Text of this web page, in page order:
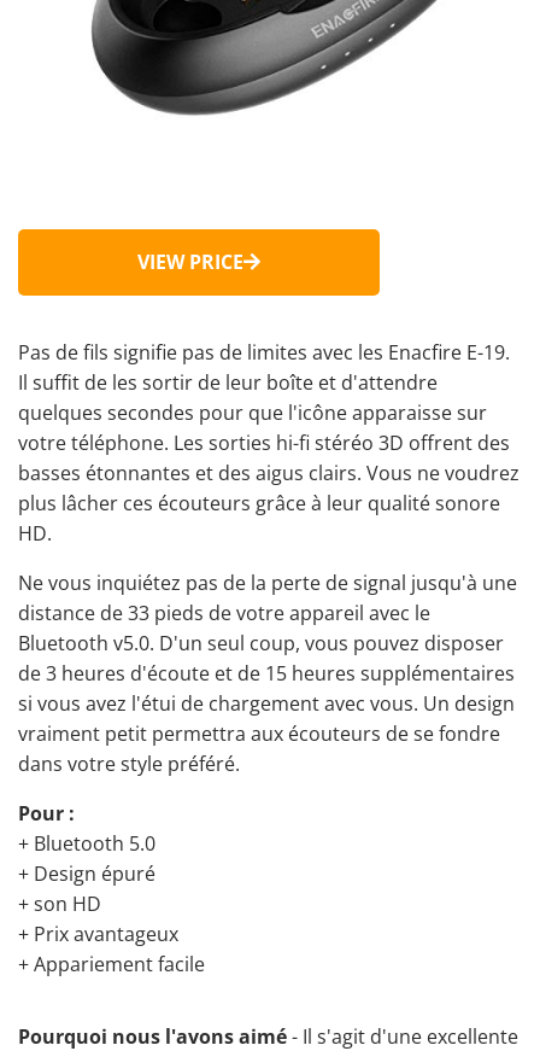
VIEW PRICE
Pas de fils signifie pas de limites avec les Enacfire E-19.
Il suffit de les sortir de leur boîte et d'attendre
quelques secondes pour que l'icône apparaisse sur
votre téléphone. Les sorties hi-fi stéréo 3D offrent des
basses étonnantes et des aigus clairs. Vous ne voudrez
plus lâcher ces écouteurs grâce à leur qualité sonore
HD.
Ne vous inquiétez pas de la perte de signal jusqu'à une
distance de 33 pieds de votre appareil avec le
Bluetooth v5.0. D'un seul coup, vous pouvez disposer
de 3 heures d'écoute et de 15 heures supplémentaires
si vous avez l'étui de chargement avec vous. Un design
vraiment petit permettra aux écouteurs de se fondre
dans votre style préféré.
Pour :
+ Bluetooth 5.0
+ Design épuré
+ son HD
+ Prix avantageux
+ Appariement facile
Pourquoi nous l'avons aimé- Il s'agit d'une excellente